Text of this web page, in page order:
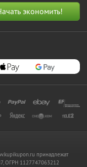
принадлежат
ОГРН 1127747063212